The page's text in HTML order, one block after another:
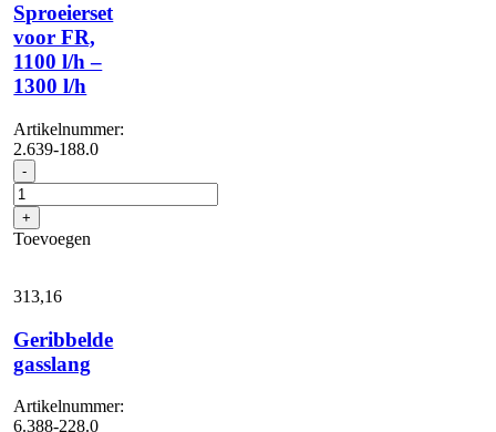
x
M22
x
1,5
/
1
x
AVS
slanghaspel
aansluiti...
Sproeierset
voor FR,
1100 l/h –
1300 l/h
Artikelnummer:
2.639-188.0
- Sproeierset
voor
FR,
1100
l/h
1300
l/h
aantal
+
Toevoegen
313,16
Geribbelde
gasslang
Artikelnummer:
6.388-228.0